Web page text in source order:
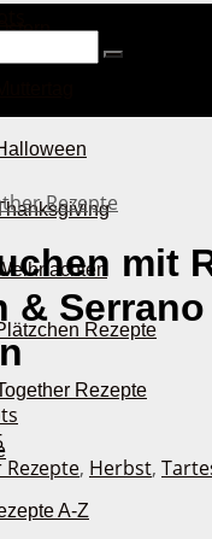
Rezepte
Rezepte
A-Z
Rezepte
mit
& Serrano
Rezepte, Herbst,